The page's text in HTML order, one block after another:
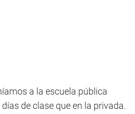
a la escuela pública
de clase que en la privada.